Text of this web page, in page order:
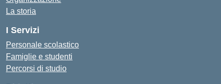
La storia
I Servizi
Personale scolastico
Famiglie e studenti
Percorsi di studio